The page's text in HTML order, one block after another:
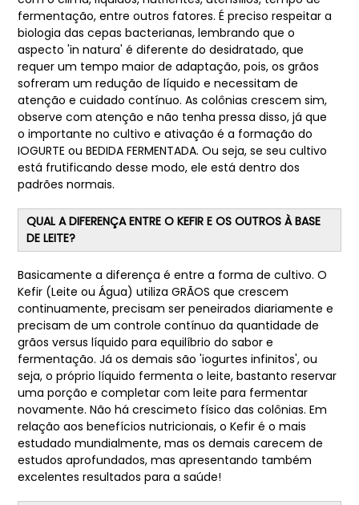
fermentação, entre outros fatores. É preciso respeitar a
biologia das cepas bacterianas, lembrando que o
aspecto 'in natura' é diferente do desidratado, que
requer um tempo maior de adaptação, pois, os grãos
sofreram um redução de líquido e necessitam de
atenção e cuidado contínuo. As colônias crescem sim,
observe com atenção e não tenha pressa disso, já que
o importante no cultivo e ativação é a formação do
IOGURTE ou BEDIDA FERMENTADA. Ou seja, se seu cultivo
está frutificando desse modo, ele está dentro dos
padrões normais.
QUAL A DIFERENÇA ENTRE O KEFIR E OS OUTROS À BASE
DE LEITE?
Basicamente a diferença é entre a forma de cultivo. O
Kefir (Leite ou Água) utiliza GRÃOS que crescem
continuamente, precisam ser peneirados diariamente e
precisam de um controle contínuo da quantidade de
grãos versus líquido para equilíbrio do sabor e
fermentação. Já os demais são 'iogurtes infinitos', ou
seja, o próprio líquido fermenta o leite, bastanto reservar
uma porção e completar com leite para fermentar
novamente. Não há crescimeto físico das colônias. Em
relação aos benefícios nutricionais, o Kefir é o mais
estudado mundialmente, mas os demais carecem de
estudos aprofundados, mas apresentando também
excelentes resultados para a saúde!